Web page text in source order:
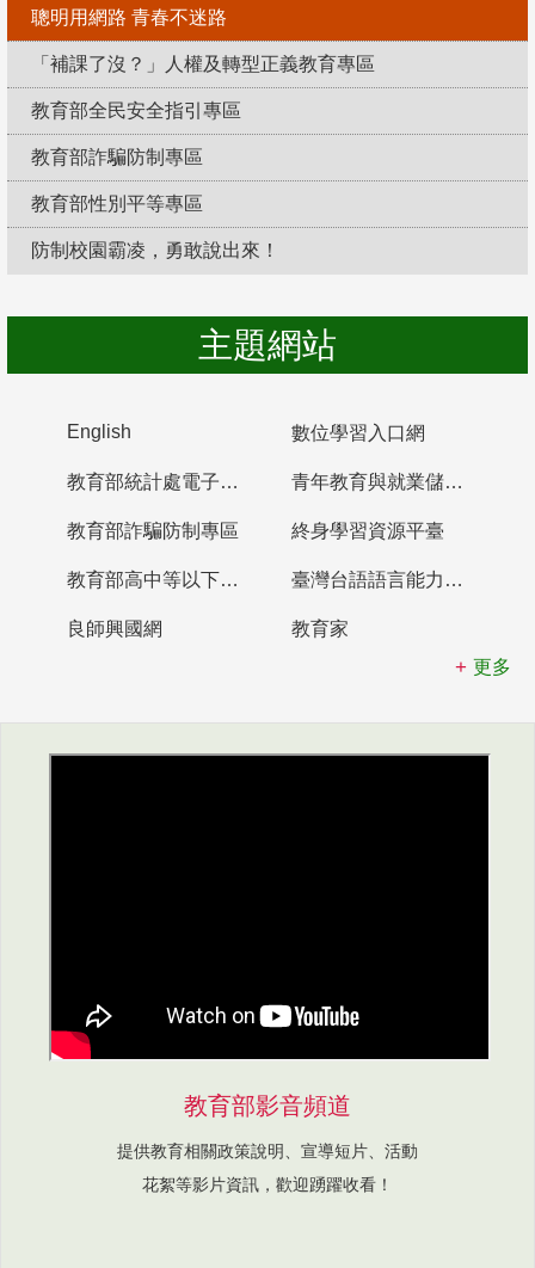
聰明用網路 青春不迷路
「補課了沒？」人權及轉型正義教育專區
教育部全民安全指引專區
教育部詐騙防制專區
教育部性別平等專區
防制校園霸凌，勇敢說出來！
主題網站
English 數位學習入口網
教育部統計處電子書櫃 青年教育與就業儲蓄帳戶
教育部詐騙防制專區 終身學習資源平臺
教育部高中等以下學校及幼兒園教師資格檢定考試 臺灣台語語言能力認證網站
良師興國網
教育家
更多
教育部影音頻道
提供教育相關政策說明、宣導短片、活動
花絮等影片資訊，歡迎踴躍收看！